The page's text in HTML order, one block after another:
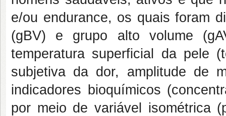
e/ou endurance, os quais foram
(gBV) e grupo alto volume
temperatura superficial da pele
subjetiva da dor, amplitude de
indicadores bioquímicos
por meio de variável isométrica